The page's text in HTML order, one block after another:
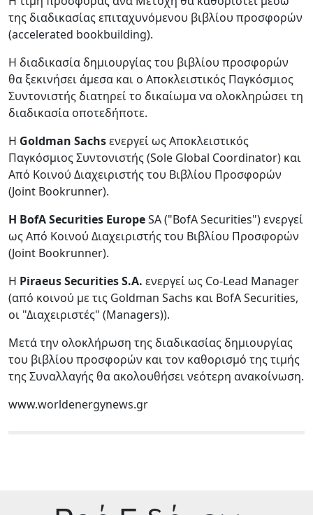
της διαδικασίας επιταχυνόμενου βιβλίου προσφορών
(accelerated bookbuilding).
Η διαδικασία δημιουργίας του βιβλίου προσφορών
θα ξεκινήσει άμεσα και ο Αποκλειστικός Παγκόσμιος
Συντονιστής διατηρεί το δικαίωμα να ολοκληρώσει τη
διαδικασία οποτεδήποτε.
Η Goldman Sachsενεργεί ως Αποκλειστικός
Παγκόσμιος Συντονιστής (Sole Global Coordinator) και
Από Κοινού Διαχειριστής του Βιβλίου Προσφορών
(Joint Bookrunner).
Η BofA Securities EuropeSA ("BofA Securities") ενεργεί
ως Από Κοινού Διαχειριστής του Βιβλίου Προσφορών
(Joint Bookrunner).
Η Piraeus Securities S.A. ενεργεί ως Co-Lead Manager
(από κοινού με τις Goldman Sachs και BofA Securities,
οι "Διαχειριστές" (Managers)).
Μετά την ολοκλήρωση της διαδικασίας δημιουργίας
του βιβλίου προσφορών και τον καθορισμό της τιμής
της Συναλλαγής θα ακολουθήσει νεότερη ανακοίνωση.
www.worldenergynews.gr